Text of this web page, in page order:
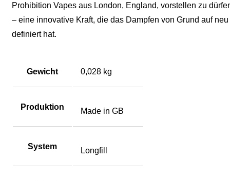
Prohibition Vapes aus London, England, vorstellen zu
– eine innovative Kraft, die das Dampfen von Grund auf neu
definiert hat.
Gewicht 0,028 kg
Produktion Made in GB
System Longfill